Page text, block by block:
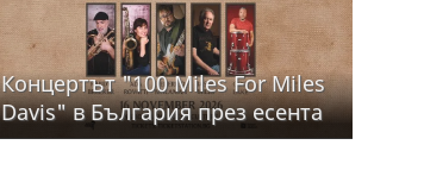
Концертът "100 Miles For Miles
Davis" в България през есента